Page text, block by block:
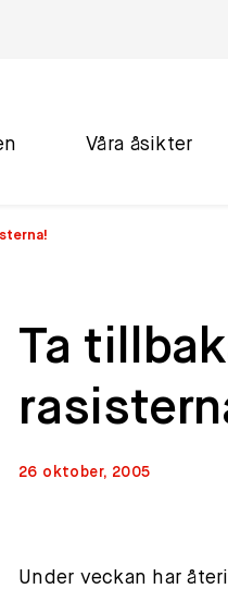
Våra åsikter
Ta
26 oktober, 2005
Under veckan har